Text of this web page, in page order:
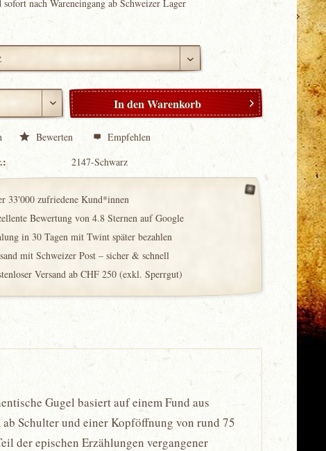
sofort nach Wareneingang ab Schweizer Lager
In denWarenkorb
Bewerten Empfehlen
2147-Schwarz
33'000 zufriedene Kund*innen
Bewertung von 4.8 Sternen auf Google
in 30 Tagen mit Twint später bezahlen
mit Schweizer Post – sicher & schnell
Versand ab CHF 250 (exkl. Sperrgut)
Gugel basiert auf einem Fund aus
Schulter und einer Kopföffnung von rund 75
der epischen Erzählungen vergangener